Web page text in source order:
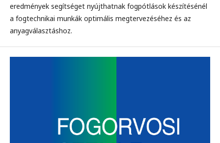
eredmények segítséget nyújthatnak fogpótlások készítésénél
a fogtechnikai munkák optimális megtervezéséhez és az
anyagválasztáshoz.